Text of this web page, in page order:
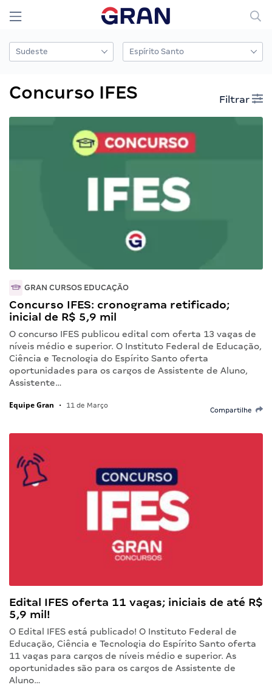
Concurso IFES Filtrar
GRAN CURSOS EDUCAÇÃO
Concurso IFES: cronograma retificado;
inicial de R$ 5,9 mil
O concurso IFES publicou edital com oferta 13 vagas de
níveis médio e superior. O Instituto Federal de Educação,
Ciência e Tecnologia do Espírito Santo oferta
oportunidades para os cargos de Assistente de Aluno,
Assistente…
Equipe Gran • 11 de Março
Compartilhe
Edital IFES oferta 11 vagas; iniciais de até R$
5,9 mil!
O Edital IFES está publicado! O Instituto Federal de
Educação, Ciência e Tecnologia do Espírito Santo oferta
11 vagas para cargos de níveis médio e superior. As
oportunidades são para os cargos de Assistente de
Aluno…